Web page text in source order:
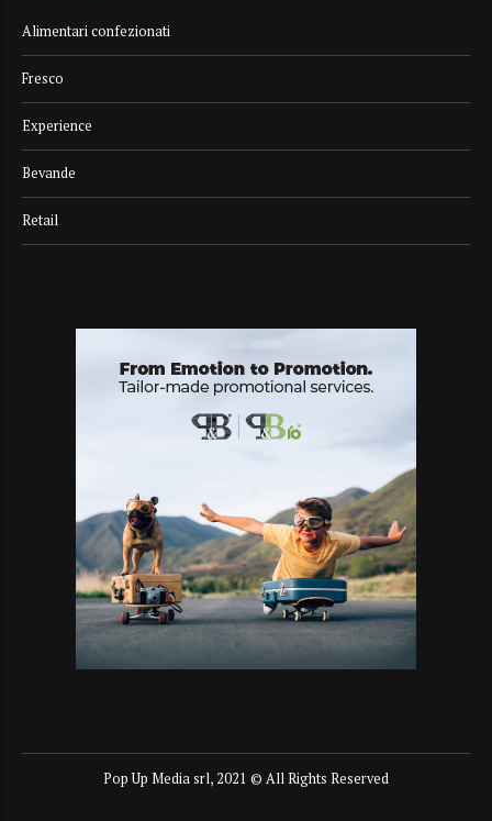
Alimentari confezionati
Fresco
Experience
Bevande
Retail
Pop Up Media srl, 2021 © All Rights Reserved